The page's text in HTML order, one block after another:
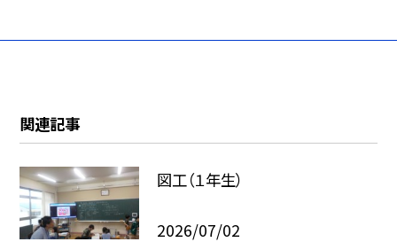
関連記事
図工（１年生）
2026/07/02